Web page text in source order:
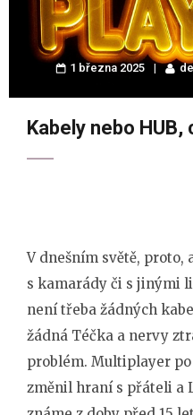
1 března 2025
Kabely nebo HUB,
V dnešním světě, proto,
s kamarády či s jinými
není třeba žádných
žádná Téčka a nervy
problém. Multiplayer
změnil hraní s přáteli a